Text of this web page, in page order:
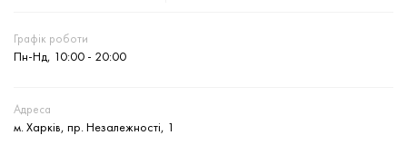
Графік роботи
Пн-Нд, 10:00 - 20:00
Адреса
м. Харків, пр. Незалежності, 1